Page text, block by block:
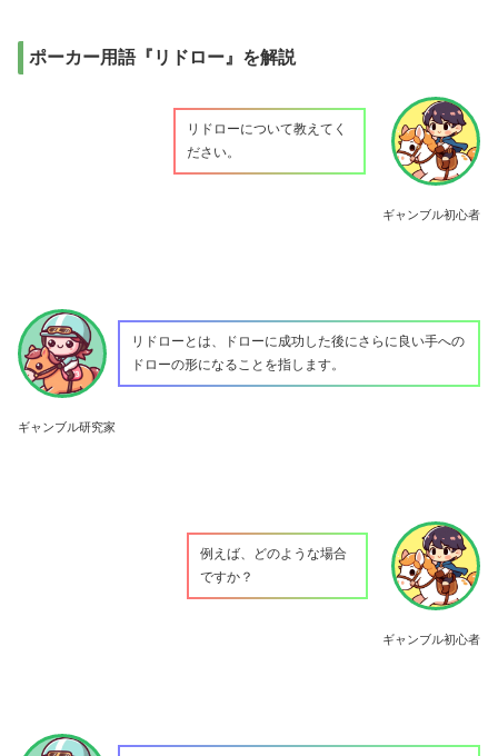
ポーカー用語『リドロー』を解説
ギャンブル初心者
リドローについて教えてく
ださい。
ギャンブル研究家
リドローとは、ドローに成功した後にさらに良い手への
ドローの形になることを指します。
ギャンブル初心者
例えば、どのような場合
ですか？